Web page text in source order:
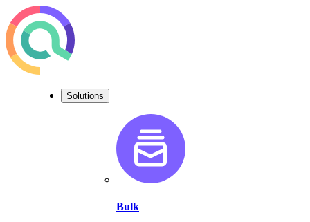
Solutions
Bulk